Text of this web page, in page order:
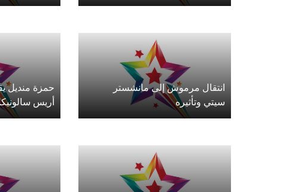
انتقال مرموش إلى مانشستر
سيتي وتأثيره
حمزة منديل
أريس